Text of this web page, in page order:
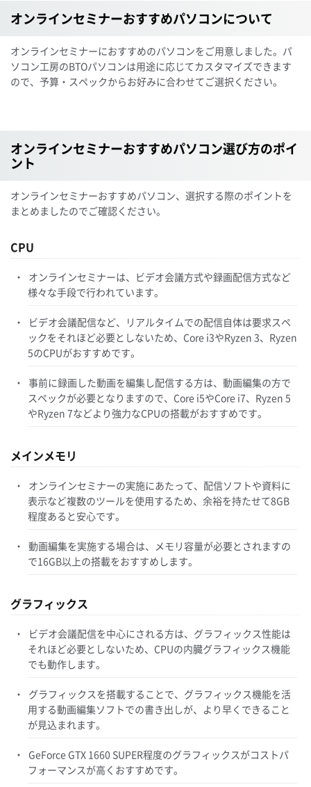
オンラインセミナーおすすめパソコンについて
オンラインセミナーにおすすめのパソコンをご用意しました。パ
ソコン工房のBTOパソコンは用途に応じてカスタマイズできます
ので、予算・スペックからお好みに合わせてご選択ください。
オンラインセミナーおすすめパソコン選び方のポイ
ント
オンラインセミナーおすすめパソコン、選択する際のポイントを
まとめましたのでご確認ください。
CPU
オンラインセミナーは、ビデオ会議方式や録画配信方式など
様々な手段で行われています。
ビデオ会議配信など、リアルタイムでの配信自体は要求スペ
ックをそれほど必要としないため、Core i3やRyzen 3、Ryzen
5のCPUがおすすめです。
事前に録画した動画を編集し配信する方は、動画編集の方で
スペックが必要となりますので、Core i5やCore i7、Ryzen 5
やRyzen 7などより強力なCPUの搭載がおすすめです。
メインメモリ
オンラインセミナーの実施にあたって、配信ソフトや資料に
表示など複数のツールを使用するため、余裕を持たせて8GB
程度あると安心です。
動画編集を実施する場合は、メモリ容量が必要とされますの
で16GB以上の搭載をおすすめします。
グラフィックス
ビデオ会議配信を中心にされる方は、グラフィックス性能は
それほど必要としないため、CPUの内臓グラフィックス機能
でも動作します。
グラフィックスを搭載することで、グラフィックス機能を活
用する動画編集ソフトでの書き出しが、より早くできること
が見込まれます。
GeForce GTX 1660 SUPER程度のグラフィックスがコストパ
フォーマンスが高くおすすめです。